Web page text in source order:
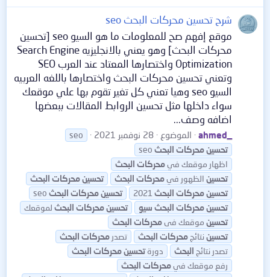
شرح تحسين محركات البحث seo
موقع إفهم صح للمعلومات ما هو السيو seo [تحسين
محركات البحث] وهو يعني بالانجليزيه Search Engine
Optimization واختصارها المعتاد عند العرب SEO
وتعني تحسين محركات البحث واختصارها باللغه العربيه
السيو seo وهيا تعني كل تغير تقوم بها علي موقعك
سواء داخلها مثل تحسين الروابط المقالات ببعضها
اضافه وصف...
ahmed_ الموضوع 28 نوفمبر 2021
seo
seo
تحسينمحركات البحث
اظهار موقعك فيمحركات البحث
تحسين الظهور فيمحركات البحث تحسينمحركات البحث
تحسينمحركات البحث تحسينمحركات البحث
تحسينمحركات البحث سيو تحسينمحركات البحث لموقعك
تحسين موقعك فىمحركات البحث
تحسيننتائج محركات البحث تصدر محركات البحث
تصدر نتائج البحث دورةتحسينمحركات البحث
رفع موقعك فيمحركات البحث